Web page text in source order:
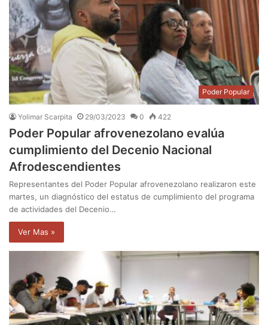
Poder Popular
Yolimar Scarpita 29/03/2023 0 422
Poder Popular afrovenezolano evalúa
cumplimiento del Decenio Nacional
Afrodescendientes
Representantes del Poder Popular afrovenezolano realizaron este
martes, un diagnóstico del estatus de cumplimiento del programa
de actividades del Decenio…
Ver Mas »